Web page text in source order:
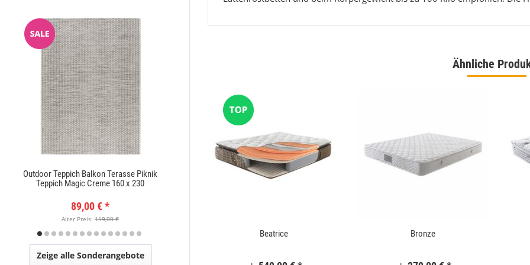
Ähnliche
Woolmaster Beatrice Bronze
Outdoor Teppich Balkon Terasse Piknik
Teppich Magic Creme 160 x 230
89,00 €*
Alter Preis: 119,00 €
Moderner Kurzflor Teppich Braun Montana 160
Mystic 2080 Grau Designer Kurzflor Teppich
Zeige alle Sonderangebote